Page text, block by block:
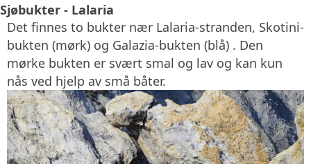
Sjøbukter - Lalaria
Det finnes to bukter nær Lalaria-stranden, Skotini-
bukten (mørk) og Galazia-bukten (blå) . Den
mørke bukten er svært smal og lav og kan kun
nås ved hjelp av små båter.